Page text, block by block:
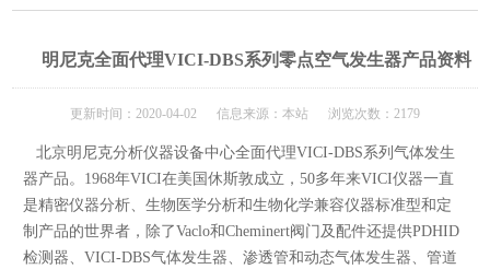
明尼克全面代理VICI-DBS系列零点空气发生器产品资料
更新时间：2020-04-02 信息来源：本站 浏览次数：2179
北京明尼克分析仪器设备中心全面代理VICI-DBS系列气体发生
器产品。 1968年VICI在美国休斯敦成立 ，50多年来VICI仪器一直
是精密仪器分析、生物医学分析和生物化学兼容仪器标准型和定
制产品的世界者 ， 除了Vaclo和Cheminert阀门及配件还提供PDHID
检测器、VICI-DBS气体发生器、渗透管和动态气体发生器、管道